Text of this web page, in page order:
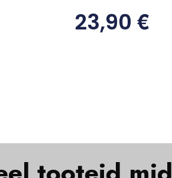
23,90€